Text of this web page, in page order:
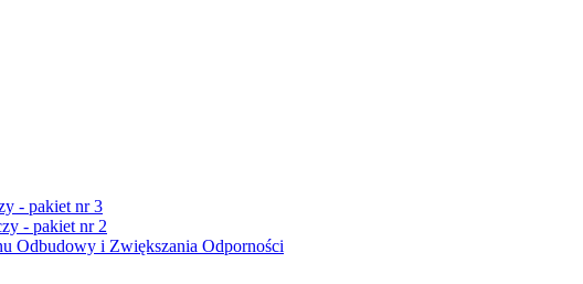
- pakiet nr 3
- pakiet nr 2
Odbudowy i Zwiększania Odporności